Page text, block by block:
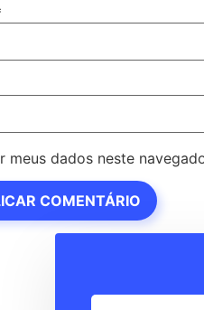
meus dados neste